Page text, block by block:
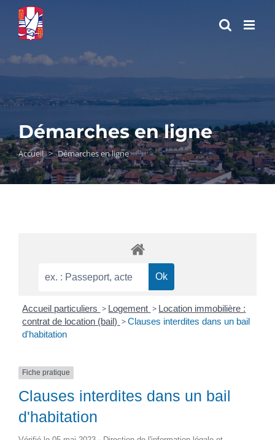
Passer
contenu
Démarches en ligne
Accueil > Démarches en ligne
Accueil particuliers > Logement > Location immobilière :
contrat de location (bail) > Clauses interdites dans un bail
d'habitation
Fiche pratique
Clauses interdites dans un bail
d'habitation